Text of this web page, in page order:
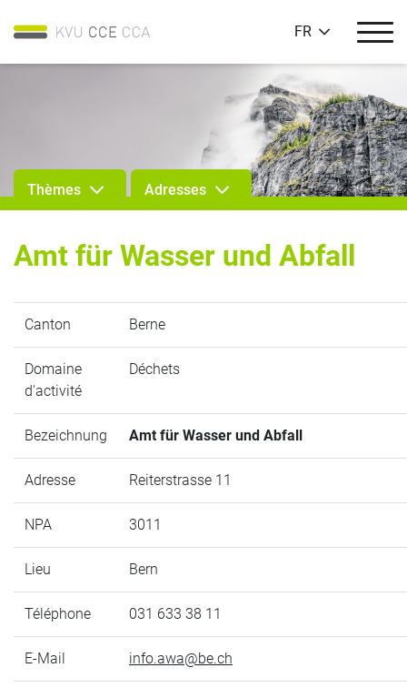
FR
Thèmes Adresses
Amt für Wasser und Abfall
Canton Berne
Domaine
d'activité
Déchets
Bezeichnung Amt für Wasser und Abfall
Adresse Reiterstrasse 11
NPA 3011
Lieu Bern
Téléphone 031 633 38 11
E-Mail info.awa@be.ch